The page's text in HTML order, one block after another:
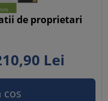
de proprietari
90 Lei
cos